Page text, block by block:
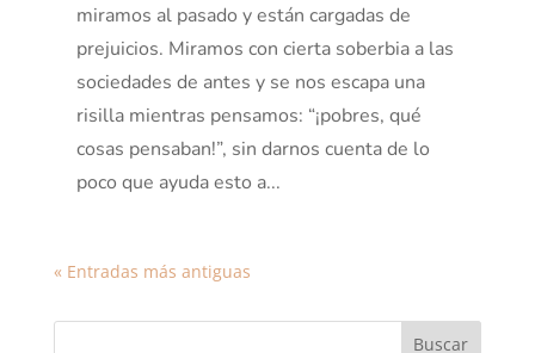
miramos al pasado y están cargadas de
prejuicios. Miramos con cierta soberbia a las
sociedades de antes y se nos escapa una
risilla mientras pensamos: “¡pobres, qué
cosas pensaban!”, sin darnos cuenta de lo
poco que ayuda esto a...
« Entradas más antiguas